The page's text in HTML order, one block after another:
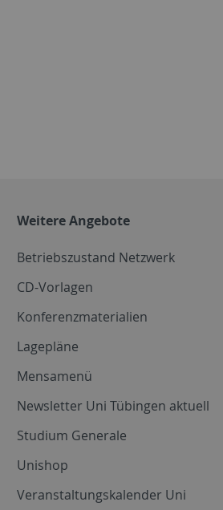
Weitere Angebote
Betriebszustand Netzwerk
CD-Vorlagen
Konferenzmaterialien
Lagepläne
Mensamenü
Newsletter Uni Tübingen aktuell
Studium Generale
Unishop
Veranstaltungskalender Uni